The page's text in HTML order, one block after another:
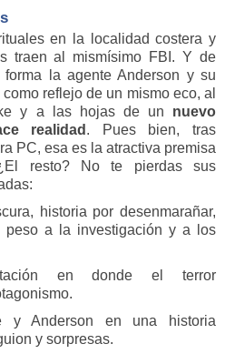
en la localidad costera y
traen al mismísimo FBI. Y de
la agente Anderson y su
reflejo de un mismo eco, al
y a las hojas de un nuevo
realidad . Pues bien, tras
PC, esa es la atractiva premisa
resto? No te pierdas sus
historia por desenmarañar,
peso a la investigación y a los
en donde el terror
y Anderson en una historia
y sorpresas.